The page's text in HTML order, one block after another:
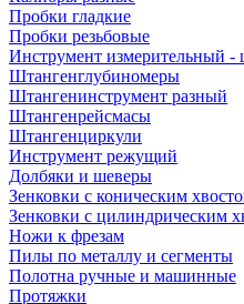
Пробки гладкие
Пробки резьбовые
Инструмент измерительный -
Штангенглубиномеры
Штангенинструмент разный
Штангенрейсмасы
Штангенциркули
Инструмент режущий
Долбяки и шеверы
Зенковки с коническим
Зенковки с цилиндрическим
Ножи к фрезам
Пилы по металлу и сегменты
Полотна ручные и машинные
Протяжки